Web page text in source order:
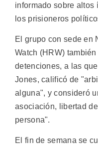
informado sobre altos
los prisioneros
El grupo con sede en
Watch (HRW)
detenciones, a las
Jones, calificó de
alguna", y consideró
asociación, libertad
persona".
El fin de semana se